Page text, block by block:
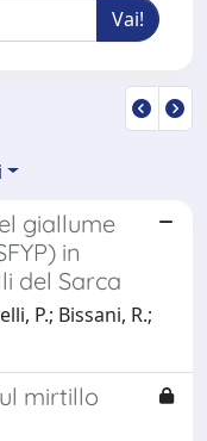
giallume
in
del Sarca
P.; Bissani, R.;
mirtillo